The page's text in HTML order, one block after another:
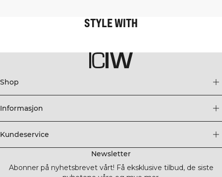
STYLE WITH
Shop
Informasjon
Kundeservice
Newsletter
Abonner på nyhetsbrevet vårt! Få eksklusive tilbud, de siste